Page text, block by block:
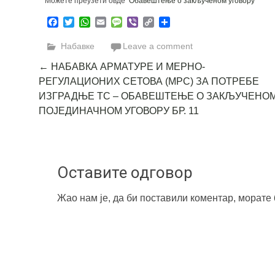
Facebook
TwitterWhatsApp
EmailMessage
Viber Copy
Набавке Leave a comment
Post
navigation
← НАБАВКА АРМАТУРЕ И МЕРНО-
РЕГУЛАЦИОНИХ СЕТОВА (МРС) ЗА ПОТРЕБЕ
ИЗГРАДЊЕ ТС – ОБАВЕШТЕЊЕ О
ПОЈЕДИНАЧНОМ УГОВОРУ БР. 11
Оставите одговор
Жао нам је, да би поставили коментар, морате